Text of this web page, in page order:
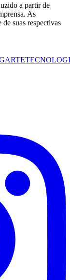
a partir de
As
suas respectivas
ARTE